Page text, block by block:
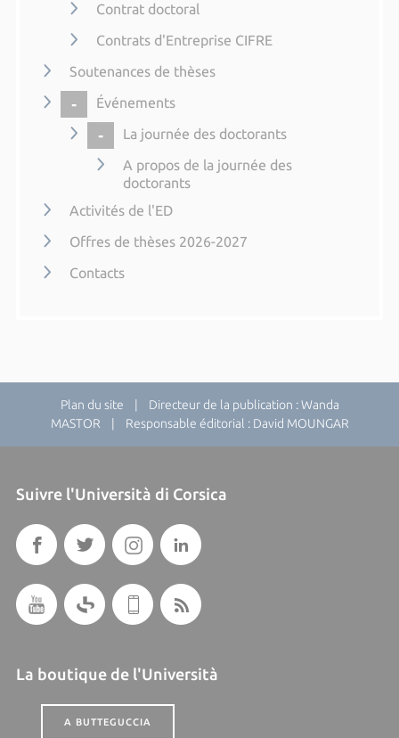
Contrat doctoral
Contrats d'Entreprise CIFRE
Soutenances de thèses
COLLAPSE
Événements
COLLAPSE
La journée des doctorants
A propos de la journée des
doctorants
Activités de l'ED
Offres de thèses 2026-2027
Contacts
Plan du site | Directeur de la publication : Wanda
MASTOR | Responsable éditorial : David MOUNGAR
Suivre l'Università di Corsica
La boutique de l'Università
A BUTTEGUCCIA